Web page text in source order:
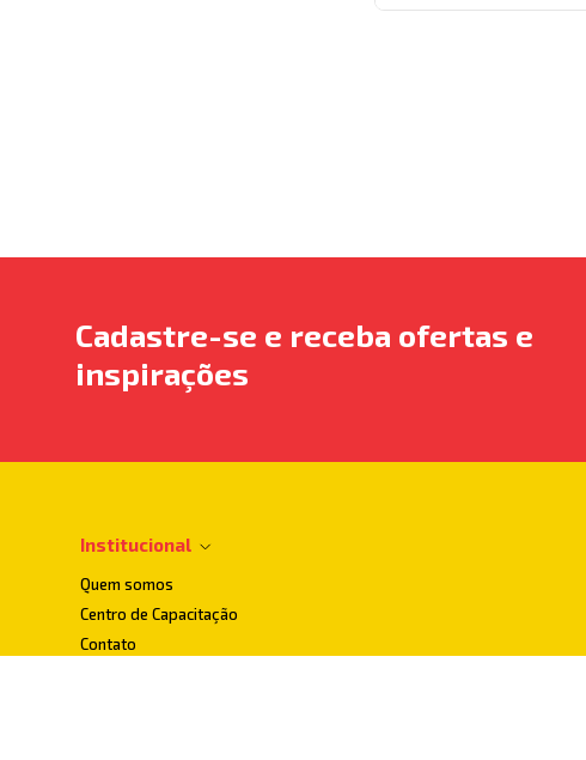
Cadastre-se e receba ofertas e
inspirações
Institucional
Quem somos
Centro de Capacitação
Contato